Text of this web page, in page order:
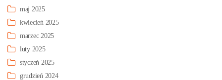
maj 2025
kwiecień 2025
marzec 2025
luty 2025
styczeń 2025
grudzień 2024